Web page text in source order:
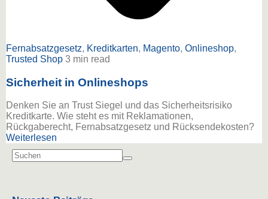
Fernabsatzgesetz, Kreditkarten, Magento, Onlineshop,
Trusted Shop 3 min read
Sicherheit in Onlineshops
Denken Sie an Trust Siegel und das Sicherheitsrisiko
Kreditkarte. Wie steht es mit Reklamationen,
Rückgaberecht, Fernabsatzgesetz und Rücksendekosten?
Weiterlesen